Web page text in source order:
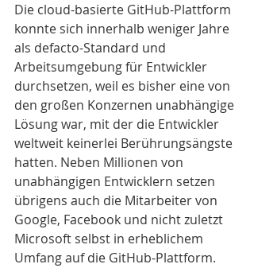
Die cloud-basierte GitHub-Plattform
konnte sich innerhalb weniger Jahre
als defacto-Standard und
Arbeitsumgebung für Entwickler
durchsetzen, weil es bisher eine von
den großen Konzernen unabhängige
Lösung war, mit der die Entwickler
weltweit keinerlei Berührungsängste
hatten. Neben Millionen von
unabhängigen Entwicklern setzen
übrigens auch die Mitarbeiter von
Google, Facebook und nicht zuletzt
Microsoft selbst in erheblichem
Umfang auf die GitHub-Plattform.